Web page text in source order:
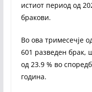
истиот период од
бракови.
Во ова тримесечје
601 разведен брак,
од 23.9 % во
година.